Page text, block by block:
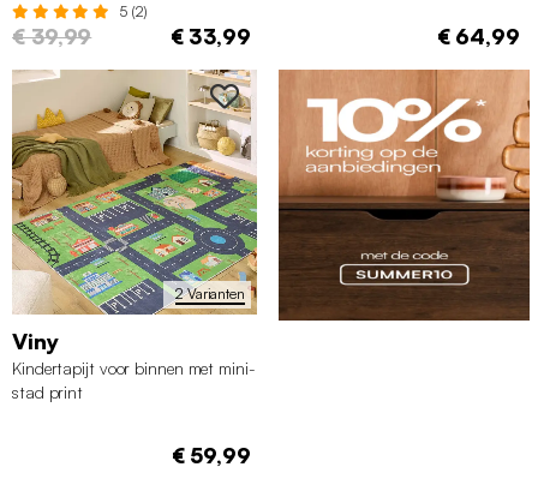
5 (2)
€ 39,99 € 33,99 € 64,99
2 Varianten
Viny
Kindertapijt voor binnen met mini-
stad print
€ 59,99